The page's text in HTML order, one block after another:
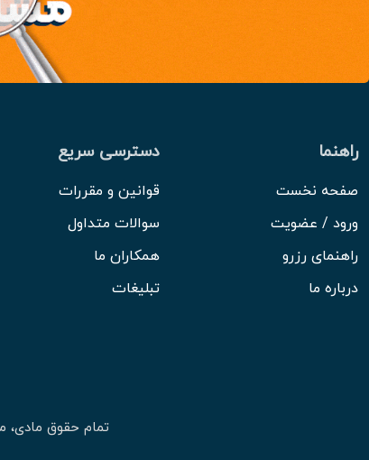
راهنما
صفحه نخست
ورود / عضویت
راهنمای رزرو
درباره ما
دسترسی سریع
قوانین و مقررات
سوالات متداول
همکاران ما
تبلیغات
تمام حقوق